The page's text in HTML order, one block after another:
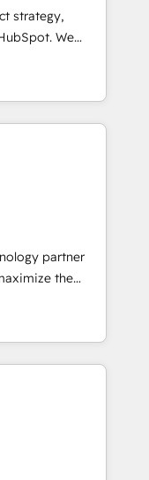
integrations,
key
across
strategy,
We
fall short by
execution to
As the
architecture,
💻 -
a technical
partner
the
fastest-
&
experience
🌟
🌟INBOUND’19